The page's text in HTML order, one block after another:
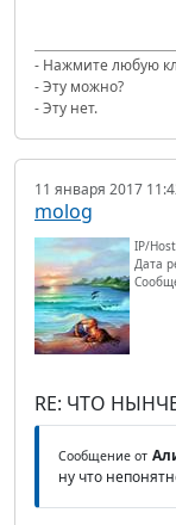
- Нажмите любую
- Эту можно?
- Эту нет.
11 января 2017
molog
IP/
Дата
RE: ЧТО
Сообщение от
ну что